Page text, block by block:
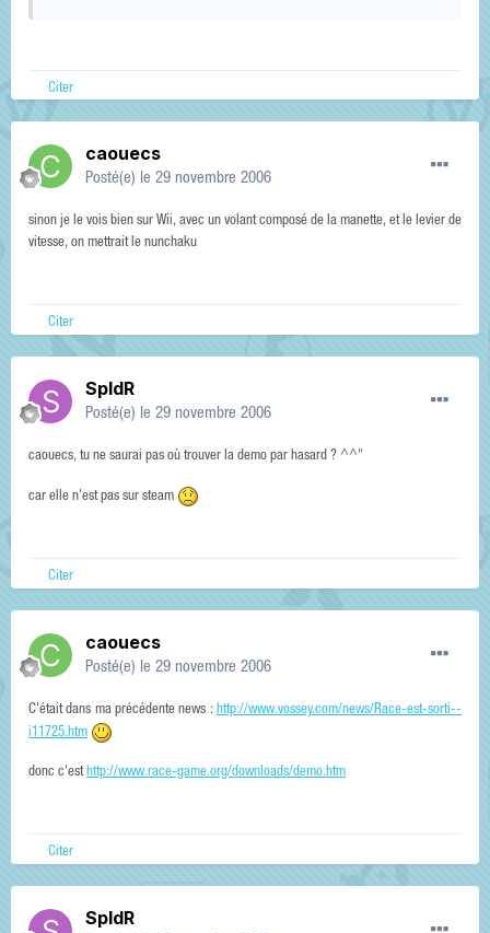
Citer
caouecs
Posté(e) le 29 novembre 2006
sinon je le vois bien sur Wii, avec un volant composé de la manette, et le levier de
vitesse, on mettrait le nunchaku
Citer
SpIdR
Posté(e) le 29 novembre 2006
caouecs, tu ne saurai pas où trouver la demo par hasard ? ^^"
car elle n'est pas sur steam
Citer
caouecs
Posté(e) le 29 novembre 2006
C'était dans ma précédente news : http://www.vossey.com/news/Race-est-sorti--
i11725.htm
donc c'esthttp://www.race-game.org/downloads/demo.htm
Citer
SpIdR